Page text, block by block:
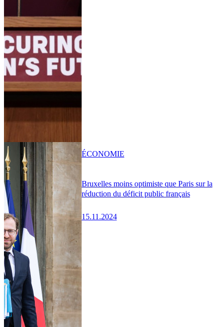
Bruxelles moins optimiste que Paris sur la
réduction du déficit public français
15.11.2024
ÉCONOMIE